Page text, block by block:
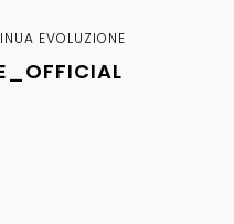
EVOLUZIONE